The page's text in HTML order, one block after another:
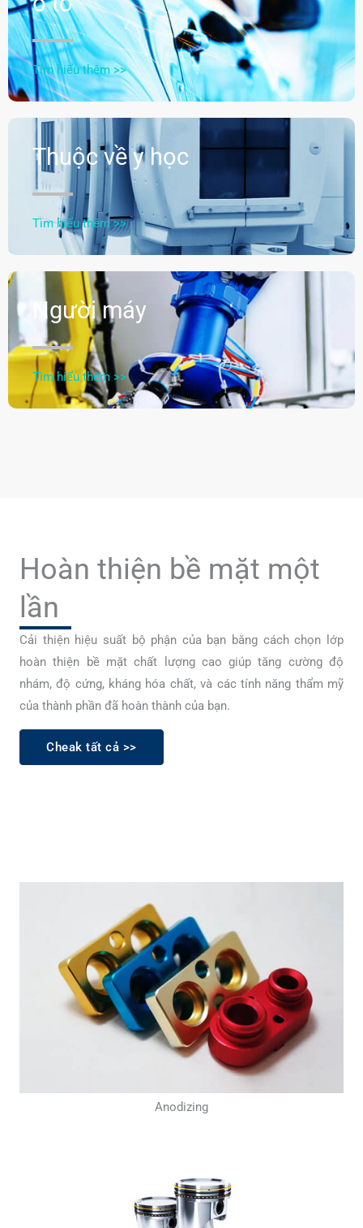
Tìm hiểu thêm >>
Thuộc về y học
Tìm hiểu thêm >>
Người máy
Tìm hiểu thêm >>
Hoàn thiện bề mặt một
lần
Cải thiện hiệu suất bộ phận của bạn bằng cách chọn lớp
hoàn thiện bề mặt chất lượng cao giúp tăng cường độ
nhám, độ cứng, kháng hóa chất, và các tính năng thẩm mỹ
của thành phần đã hoàn thành của bạn.
Cheak tất cả >>
Anodizing